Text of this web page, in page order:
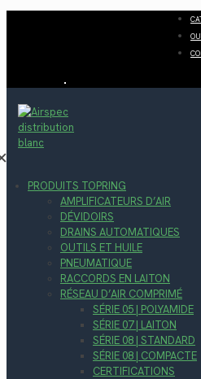
PRODUITS TOPRING
AMPLIFICATEURS D’AIR
DÉVIDOIRS
DRAINS AUTOMATIQUES
OUTILS ET HUILE
PNEUMATIQUE
RACCORDS EN LAITON
RÉSEAU D’AIR COMPRIMÉ
SÉRIE 05 | POLYAMIDE
SÉRIE 07 | LAITON
SÉRIE 08 | STANDARD
SÉRIE 08 | COMPACTE
CERTIFICATIONS